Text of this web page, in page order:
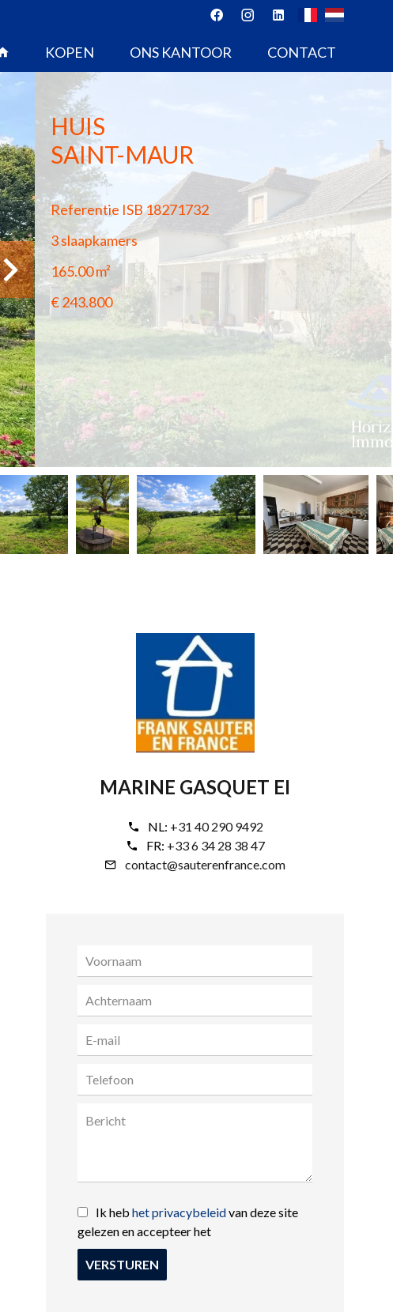
KOPEN ONS KANTOOR CONTACT
HUIS
SAINT-MAUR
Referentie ISB 18271732
3 slaapkamers
165.00m²
€ 243.800
MARINE GASQUET EI
NL: +31 40 290 9492
FR: +33 6 34 28 38 47
contact@sauterenfrance.com
Ik hebhet privacybeleidvan deze site
gelezen en accepteer het
VERSTUREN